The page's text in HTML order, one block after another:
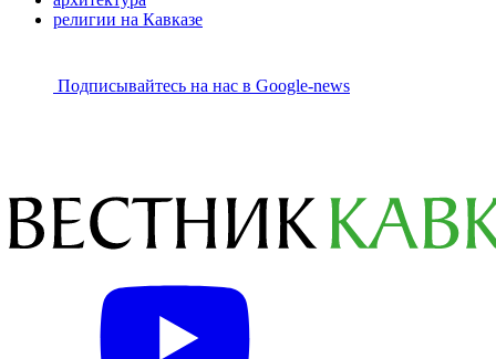
религии на Кавказе
Подписывайтесь на наc в Google-news